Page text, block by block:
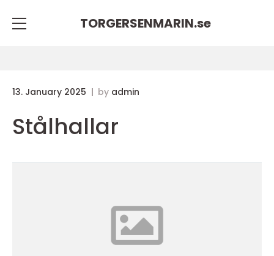
TORGERSENMARIN.se
13. January 2025 by admin
Stålhallar